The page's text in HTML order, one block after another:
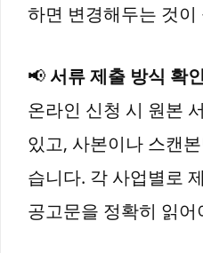
하면 변경해두는 것이
📢 서류 제출 방식 확인
온라인 신청 시 원본
있고, 사본이나 스캔
습니다. 각 사업별로
공고문을 정확히 읽어